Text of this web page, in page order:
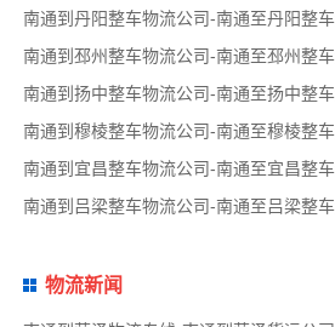
南通到丹阳整车物流公司-南通至丹阳整
南通到邳州整车物流公司-南通至邳州整
南通到扬中整车物流公司-南通至扬中整
南通到穆棱整车物流公司-南通至穆棱整
南通到宜昌整车物流公司-南通至宜昌整
南通到吕梁整车物流公司-南通至吕梁整
物流新闻